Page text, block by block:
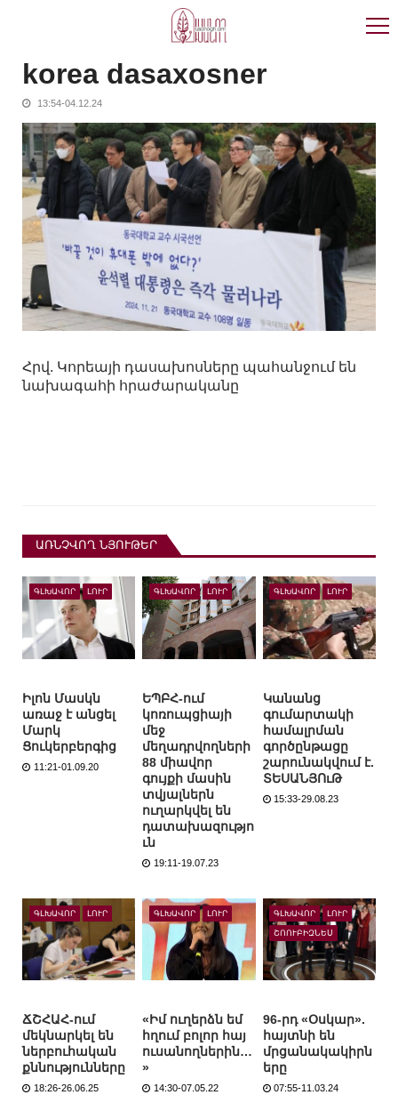
korea dasaxosner
13:54-04.12.24
Հրվ. Կորեայի դասախոսները պահանջում են
նախագահի հրաժարականը
ԱՌՆՉՎՈՂ ՆՅՈՒԹԵՐ
ԳԼԽԱՎՈՐ ԼՈՒՐ
Իլոն Մասկն
առաջ է անցել
Մարկ
Ցուկերբերգից
11:21-01.09.20
ԳԼԽԱՎՈՐ ԼՈՒՐ
ԵՊԲՀ-ում
կոռուպցիայի
մեջ
մեղադրվողների
88 միավոր
գույքի մասին
տվյալներն
ուղարկվել են
դատախազությո
ւն
19:11-19.07.23
ԳԼԽԱՎՈՐ ԼՈՒՐ
Կանանց
գումարտակի
համալրման
գործընթացը
շարունակվում է.
ՏԵՍԱՆՅՈւԹ
15:33-29.08.23
ԳԼԽԱՎՈՐ ԼՈՒՐ
ՃՇՀԱՀ-ում
մեկնարկել են
ներբուհական
քննությունները
18:26-26.06.25
ԳԼԽԱՎՈՐ ԼՈՒՐ
«Իմ ուղերձն եմ
հղում բոլոր հայ
ուսանողներին…
»
14:30-07.05.22
ԳԼԽԱՎՈՐ ԼՈՒՐ
ՇՈՈՒԲԻԶՆԵՍ
96-րդ «Օսկար».
հայտնի են
մրցանակակիրն
երը
07:55-11.03.24